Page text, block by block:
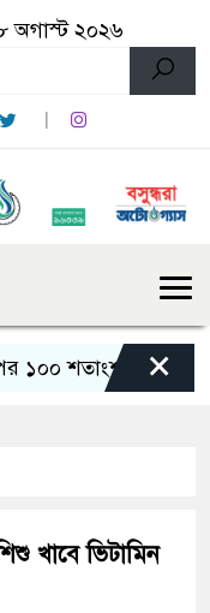
অগাস্ট ২০২৬
শুল্ক আরোপের বিল
×
খাবে ভিটামিন